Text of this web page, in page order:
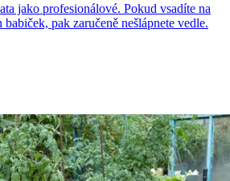
jako profesionálové. Pokud vsadíte na
pak zaručeně nešlápnete vedle.